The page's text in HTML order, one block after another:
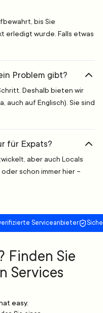
bis Sie
erledigt wurde. Falls etwas
Problem gibt?
Deshalb bieten wir
auch auf Englisch). Sie sind
für Expats?
aber auch Locals
schon immer hier –
Serviceanbieter
Finden Sie
Services
easy.